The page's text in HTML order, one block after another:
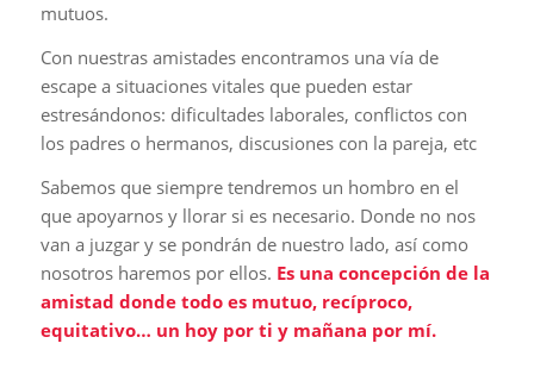
mutuos.
Con nuestras amistades encontramos una vía de
escape a situaciones vitales que pueden estar
estresándonos: dificultades laborales, conflictos con
los padres o hermanos, discusiones con la pareja, etc
Sabemos que siempre tendremos un hombro en el
que apoyarnos y llorar si es necesario. Donde no nos
van a juzgar y se pondrán de nuestro lado, así como
nosotros haremos por ellos. Es una concepción de la
amistad donde todo es mutuo, recíproco,
equitativo… un hoy por ti y mañana por mí.